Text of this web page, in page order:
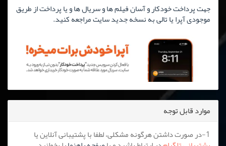
جهت پرداخت خودکار و آسان فیلم ها و سریال ها و یا پرداخت از طریق
موجودی آپرا یا تالی به نسخه جدید سایت مراجعه کنید.
موارد قابل توجه
1-در صورت داشتن هرگونه مشکلی، لطفا با پشتیبانی آنلاین یا